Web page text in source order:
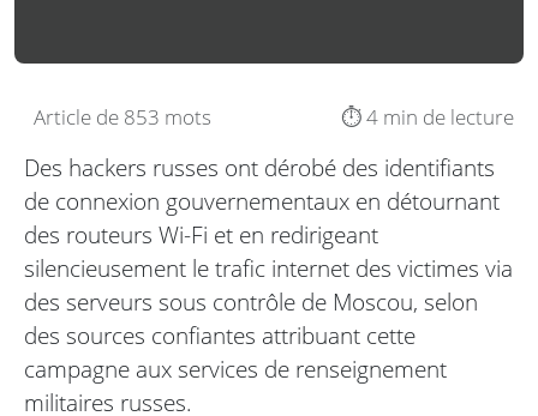
Article de 853 mots ⏱️ 4 min de lecture
Des hackers russes ont dérobé des identifiants
de connexion gouvernementaux en détournant
des routeurs Wi-Fi et en redirigeant
silencieusement le trafic internet des victimes via
des serveurs sous contrôle de Moscou, selon
des sources confiantes attribuant cette
campagne aux services de renseignement
militaires russes.